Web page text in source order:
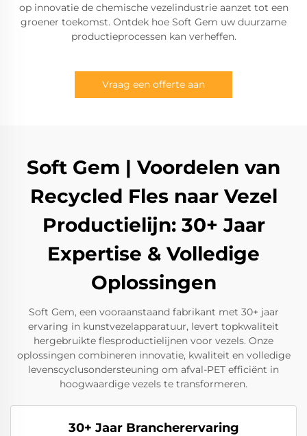
op innovatie de chemische vezelindustrie aanzet tot een
groener toekomst. Ontdek hoe Soft Gem uw duurzame
productieprocessen kan verheffen.
Vraag een offerte aan
Soft Gem | Voordelen van
Recycled Fles naar Vezel
Productielijn: 30+ Jaar
Expertise & Volledige
Oplossingen
Soft Gem, een vooraanstaand fabrikant met 30+ jaar
ervaring in kunstvezelapparatuur, levert topkwaliteit
hergebruikte flesproductielijnen voor vezels. Onze
oplossingen combineren innovatie, kwaliteit en volledige
levenscyclusondersteuning om afval-PET efficiënt in
hoogwaardige vezels te transformeren.
30+ Jaar Brancherervaring